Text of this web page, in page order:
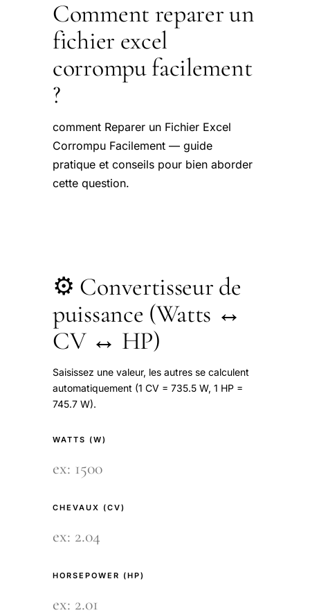
Comment reparer un
fichier excel
corrompu facilement
?
comment Reparer un Fichier Excel
Corrompu Facilement — guide
pratique et conseils pour bien aborder
cette question.
⚙️ Convertisseur de
puissance (Watts ↔
CV ↔ HP)
Saisissez une valeur, les autres se calculent
automatiquement (1 CV = 735.5 W, 1 HP =
745.7 W).
WATTS (W)
CHEVAUX (CV)
HORSEPOWER (HP)